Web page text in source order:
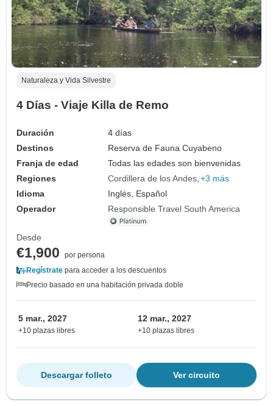
Naturaleza y Vida Silvestre
4 Días - Viaje Killa de Remo
Duración
4 días
Destinos
Reserva de Fauna Cuyabeno
Franja de edad
Todas las edades son bienvenidas
Regiones
Cordillera de los Andes +3 más
Idioma
Inglés, Español
Operador
Responsible Travel South America
Desde
€1,900
por persona
Regístrate para acceder a los descuentos
Precio basado en una habitación privada doble
5 mar., 2027
+10 plazas libres
12 mar., 2027
+10 plazas libres
Ver circuito
Descargar folleto